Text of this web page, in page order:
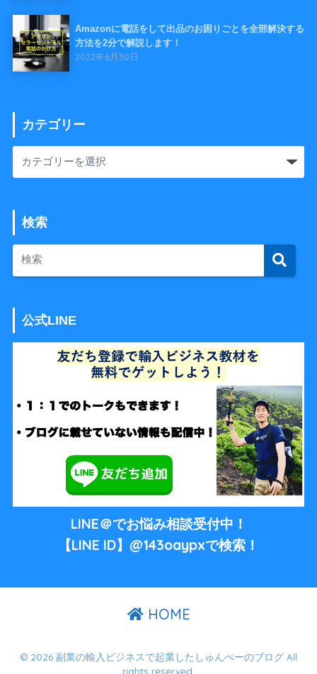
Amazonに電話をして出品のお困りごとを全部解決する
方法を2分で解説します！
2022年6月30日
カテゴリー
検索
公式LINE
LINE＠でお悩み相談受付中！
【LINE ID】@143oaypxで検索！
HOME
© 2026 副業の輸入ビジネスで起業したしゅんぺーのブログ All
rights reserved.